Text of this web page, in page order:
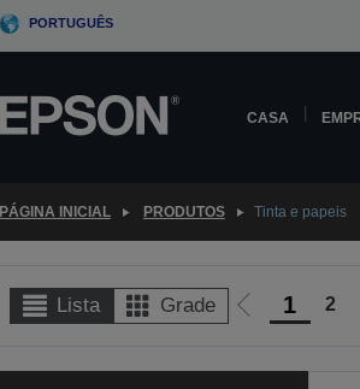
PORTUGUÊS
CASA
PÁGINA INICIAL PRODUTOS Tinta e papeis
Lista Grade
Ir
a
1 2